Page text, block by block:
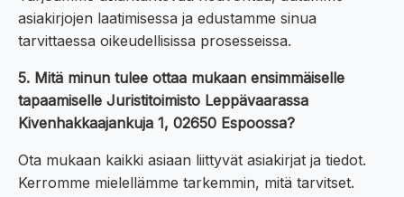
asiakirjojen laatimisessa ja edustamme sinua
tarvittaessa oikeudellisissa prosesseissa.
5. Mitä minun tulee ottaa mukaan ensimmäiselle
tapaamiselle Juristitoimisto Leppävaarassa
Kivenhakkaajankuja 1, 02650 Espoossa?
Ota mukaan kaikki asiaan liittyvät asiakirjat ja tiedot.
Kerromme mielellämme tarkemmin, mitä tarvitset.